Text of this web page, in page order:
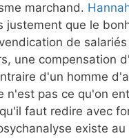
marchand.
justement que le
de salariés
une compensation
d'un homme
n'est pas ce qu'on
faut redire avec
existe